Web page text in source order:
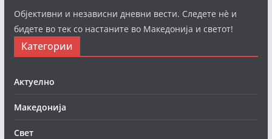
Објективни и независни дневни вести. Следете нè и
бидете во тек со настаните во Македонија и светот!
Категории
Актуелно
Македонија
Свет